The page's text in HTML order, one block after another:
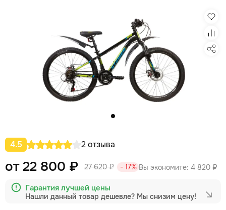
4.5 2 отзыва
27 620 ₽ - 17%
от 22 800 ₽
Гарантия лучшей цены
Нашли данный товар дешевле? Мы снизим цену!
Вы экономите: 4 820 ₽